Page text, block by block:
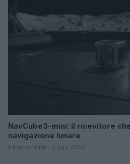
NavCube3-mini: il ricevitore
navigazione lunare
Edoardo Vitali · 4 Ago 2026